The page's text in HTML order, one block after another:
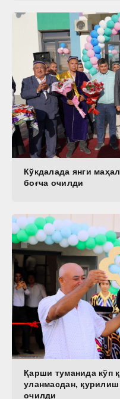
Кўкдалада янги
боғча очилди
Қарши туманида кўп
уланмасдан,
очилди